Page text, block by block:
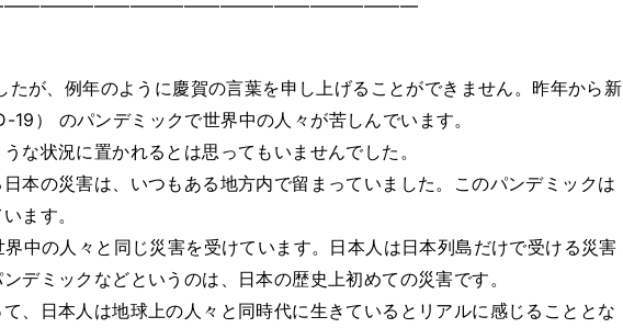
が、例年のように慶賀の言葉を申し上げることができません。昨年から新
19） のパンデミックで世界中の人々が苦しんでいます。
な状況に置かれるとは思ってもいませんでした。
本の災害は、いつもある地方内で留まっていました。このパンデミックは
ます。
中の人々と同じ災害を受けています。日本人は日本列島だけで受ける災害
デミックなどというのは、日本の歴史上初めての災害です。
、日本人は地球上の人々と同時代に生きているとリアルに感じることとな